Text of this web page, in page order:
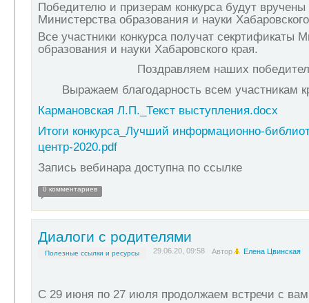
Победителю и призерам конкурса будут
Министерства образования и науки
Все участники конкурса получат секртификаты
образования и науки Хабаровского края.
Поздравляем наших
Выражаем благодарность всем участникам
Кармановская Л.П._Текст выступления.docx
Итоги конкурса_Лучший информационно-
центр-2020.pdf
Запись вебинара доступна по ссылке
0 комментариев
Диалоги с родителями
Полезные ссылки и ресурсы 29.06.20, 09:58 Автор Елена Цвинская
С 29 июня по 27 июля продолжаем встречи с